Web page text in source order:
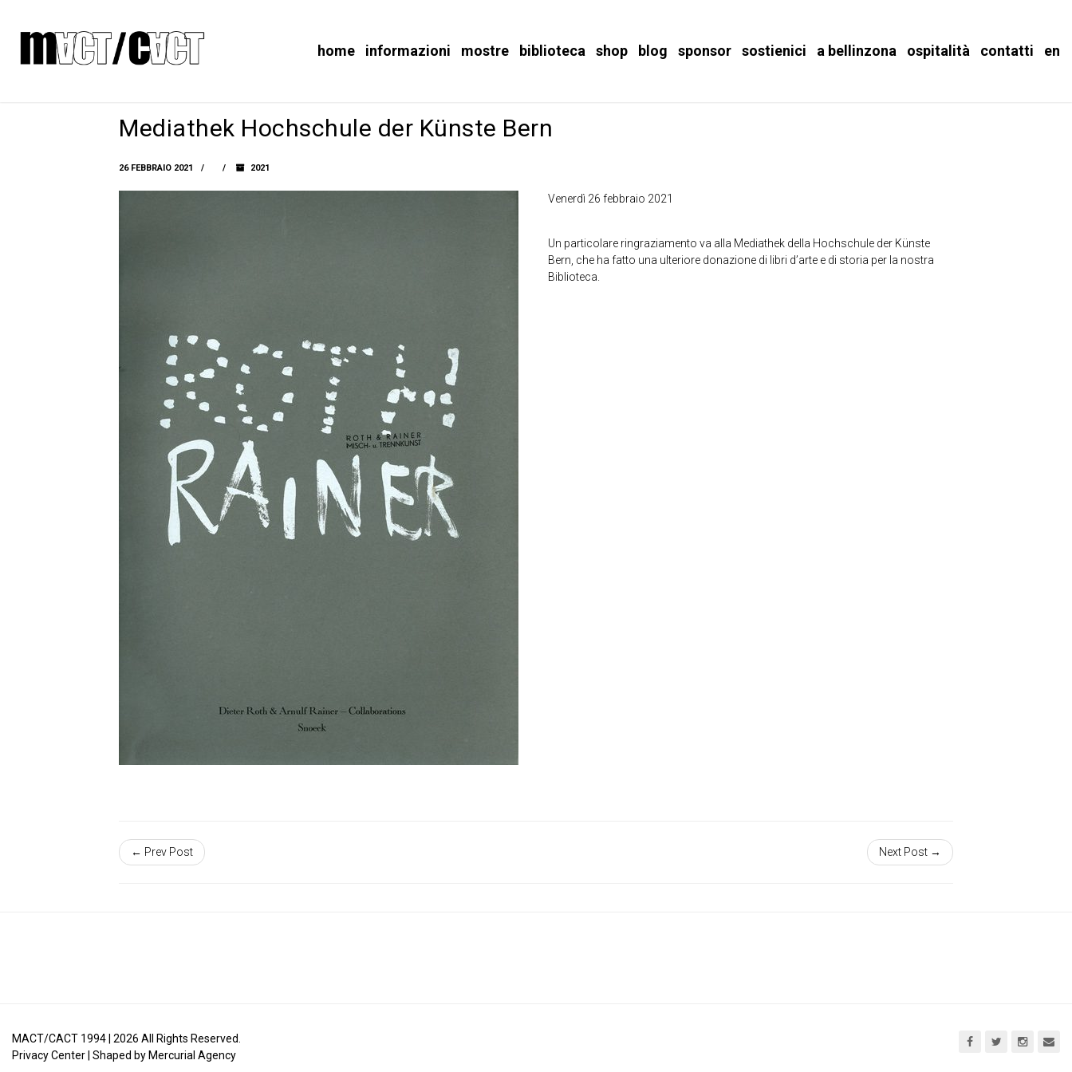
home informazioni mostre biblioteca shop blog sponsor sostienici a bellinzona ospitalità contatti en
Mediathek Hochschule der Künste Bern
26 FEBBRAIO 2021 2021
Venerdì 26 febbraio 2021
Un particolare ringraziamento va alla Mediathek della Hochschule der Künste
Bern, che ha fatto una ulteriore donazione di libri d’arte e di storia per la nostra
Biblioteca.
← Prev Post Next Post →
MACT/CACT 1994 | 2026 All Rights Reserved.
Privacy Center | Shaped by Mercurial Agency